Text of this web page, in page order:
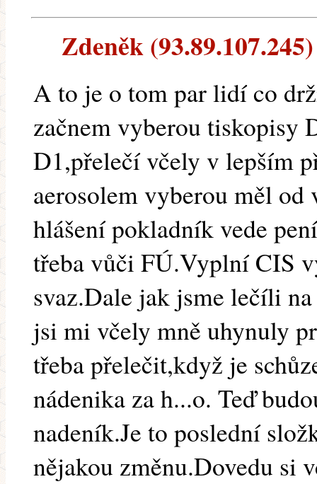
Zdeněk
A to je o tom par lidí co
začnem vyberou tiskopisy
D1,přelečí včely v lepším
aerosolem vyberou měl
hlášení pokladník vede
třeba vůči FÚ.Vyplní CIS
svaz.Dale jak jsme lečíli
jsi mi včely mně uhynuly
třeba přelečit,když je
nádenika za h...o. Teď
nadeník.Je to poslední
nějakou změnu.Dovedu si